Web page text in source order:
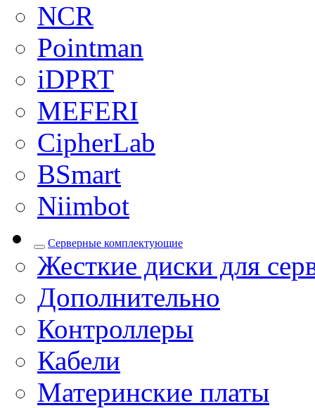
NCR
Pointman
iDPRT
MEFERI
CipherLab
BSmart
Niimbot
Серверные комплектующие
Жесткие диски для
Дополнительно
Контроллеры
Кабели
Материнские платы